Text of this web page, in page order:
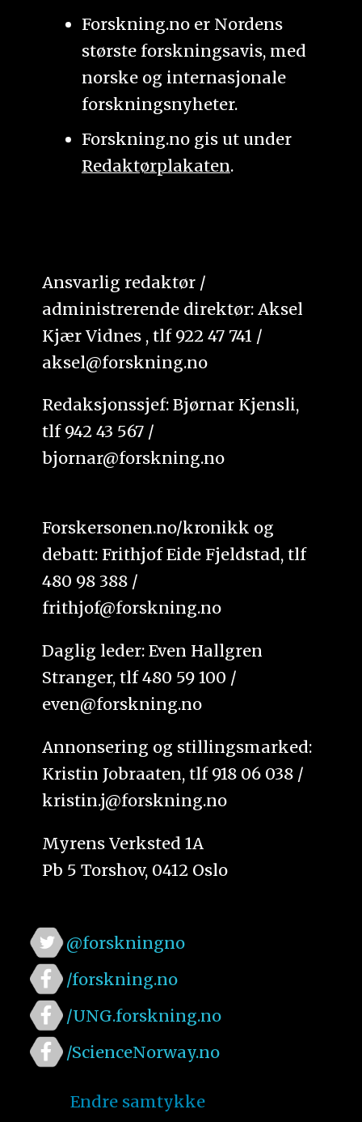
Forskning.no er Nordens
største forskningsavis, med
norske og internasjonale
forskningsnyheter.
Forskning.no gis ut under
Redaktørplakaten.
Ansvarlig redaktør /
administrerende direktør: Aksel
Kjær Vidnes , tlf 922 47 741 /
aksel@forskning.no
Redaksjonssjef: Bjørnar Kjensli,
tlf 942 43 567 /
bjornar@forskning.no
Forskersonen.no/kronikk og
debatt: Frithjof Eide Fjeldstad, tlf
480 98 388 /
frithjof@forskning.no
Daglig leder: Even Hallgren
Stranger, tlf 480 59 100 /
even@forskning.no
Annonsering og stillingsmarked:
Kristin Jobraaten, tlf 918 06 038 /
kristin.j@forskning.no
Myrens Verksted 1A
Pb 5 Torshov, 0412 Oslo
@forskningno
/forskning.no
/UNG.forskning.no
/ScienceNorway.no
Endre samtykke